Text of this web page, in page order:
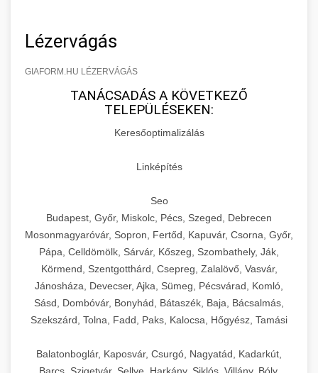
Lézervágás
GIAFORM.HU LÉZERVÁGÁS
TANÁCSADÁS A KÖVETKEZŐ
TELEPÜLÉSEKEN:
Keresőoptimalizálás
Linképítés
Seo
Budapest, Győr, Miskolc, Pécs, Szeged, Debrecen
Mosonmagyaróvár, Sopron, Fertőd, Kapuvár, Csorna, Győr,
Pápa, Celldömölk, Sárvár, Kőszeg, Szombathely, Ják,
Körmend, Szentgotthárd, Csepreg, Zalalövő, Vasvár,
Jánosháza, Devecser, Ajka, Sümeg, Pécsvárad, Komló,
Sásd, Dombóvár, Bonyhád, Bátaszék, Baja, Bácsalmás,
Szekszárd, Tolna, Fadd, Paks, Kalocsa, Hőgyész, Tamási
Balatonboglár, Kaposvár, Csurgó, Nagyatád, Kadarkút,